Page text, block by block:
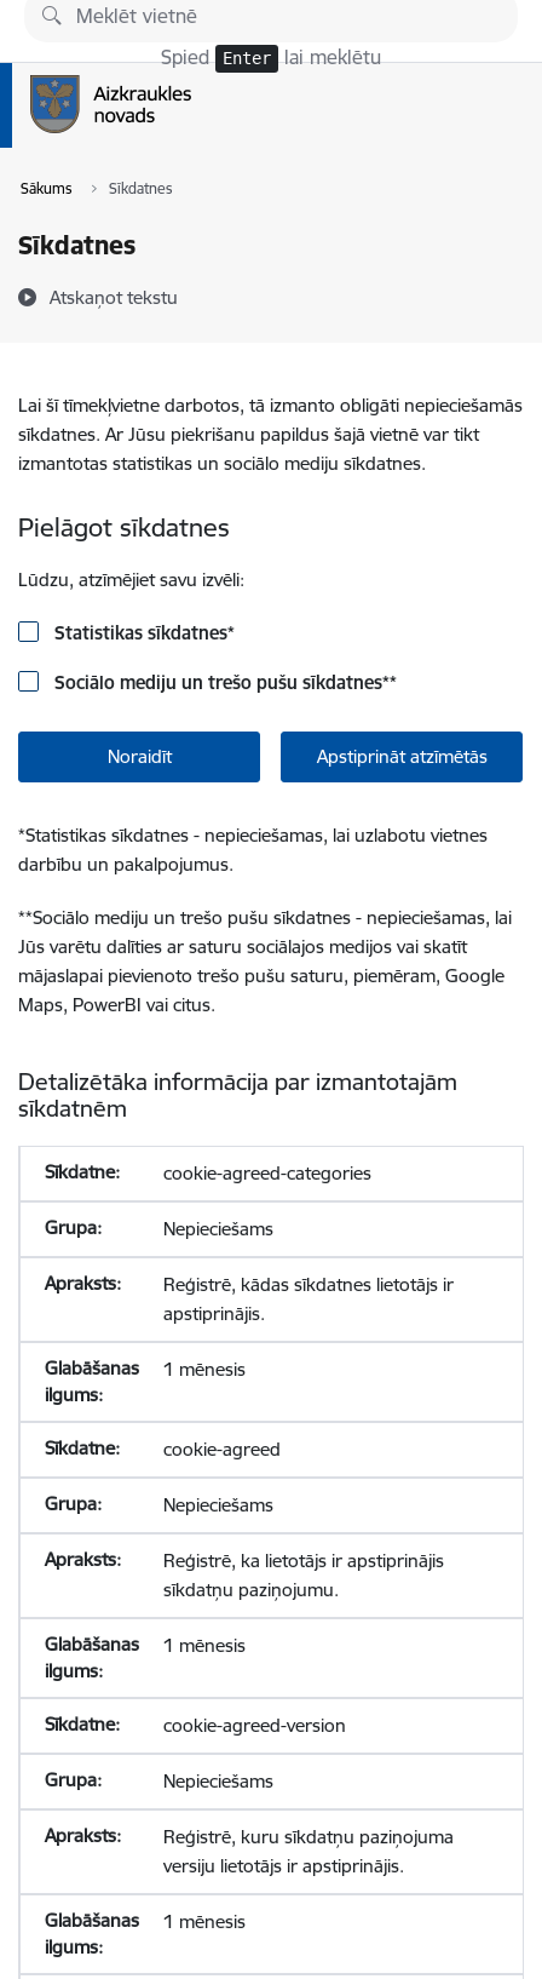
Pāriet uz lapas saturu
Spied Enter lai meklētu
Sākums Sīkdatnes
Sīkdatnes
Atskaņot tekstu
Lai šī tīmekļvietne darbotos, tā izmanto obligāti nepieciešamās
sīkdatnes. Ar Jūsu piekrišanu papildus šajā vietnē var tikt
izmantotas statistikas un sociālo mediju sīkdatnes.
Pielāgot sīkdatnes
Lūdzu, atzīmējiet savu izvēli:
Statistikas sīkdatnes*
Sociālo mediju un trešo pušu sīkdatnes**
Noraidīt Apstiprināt atzīmētās
*Statistikas sīkdatnes - nepieciešamas, lai uzlabotu vietnes
darbību un pakalpojumus.
**Sociālo mediju un trešo pušu sīkdatnes - nepieciešamas, lai
Jūs varētu dalīties ar saturu sociālajos medijos vai skatīt
mājaslapai pievienoto trešo pušu saturu, piemēram, Google
Maps, PowerBI vai citus.
Detalizētāka informācija par izmantotajām
sīkdatnēm
cookie-agreed-categories
Nepieciešams
Reģistrē, kādas sīkdatnes lietotājs ir
apstiprinājis.
1 mēnesis
cookie-agreed
Nepieciešams
Reģistrē, ka lietotājs ir apstiprinājis
sīkdatņu paziņojumu.
1 mēnesis
cookie-agreed-version
Nepieciešams
Reģistrē, kuru sīkdatņu paziņojuma
versiju lietotājs ir apstiprinājis.
1 mēnesis